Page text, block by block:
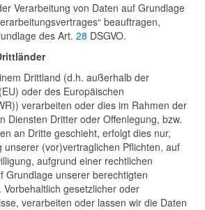
Verarbeitung von Daten auf Grundlage
beauftragen,
des Art. 28 DSGVO.
Drittland (d.h. außerhalb der
oder des Europäischen
verarbeiten oder dies im Rahmen der
Diensten Dritter oder Offenlegung, bzw.
an Dritte geschieht, erfolgt dies nur,
unserer (vor)vertraglichen Pflichten, auf
aufgrund einer rechtlichen
Grundlage unserer berechtigten
gesetzlicher oder
verarbeiten oder lassen wir die Daten